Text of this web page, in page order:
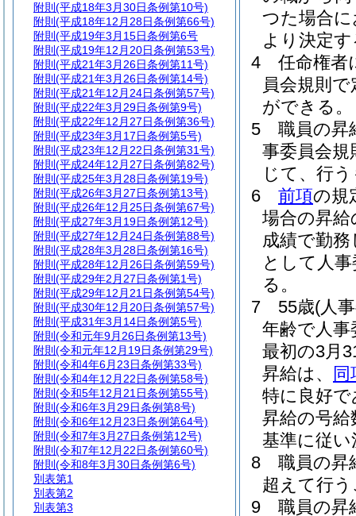
つた場合
より決定
4
任命権者
員会規則
ができる。
5
職員の昇
事委員会
じて、行
6
前項の規
場合の昇
成績で勤
として人
る。
7
55歳(人
年齢で人
最初の3月
昇給は、
同
特に良好
昇給の号
基準に従
8
職員の昇
超えて行
9
職員の昇
附則 (平成18年3月30日条例第10号)
附則 (平成18年12月28日条例第66号)
附則 (平成19年3月15日条例第6号
附則 (平成19年12月20日条例第53号)
附則 (平成21年3月26日条例第11号)
附則 (平成21年3月26日条例第14号)
附則 (平成21年12月24日条例第57号)
附則 (平成22年3月29日条例第9号)
附則 (平成22年12月27日条例第36号)
附則 (平成23年3月17日条例第5号)
附則 (平成23年12月22日条例第31号)
附則 (平成24年12月27日条例第82号)
附則 (平成25年3月28日条例第19号)
附則 (平成26年3月27日条例第13号)
附則 (平成26年12月25日条例第67号)
附則 (平成27年3月19日条例第12号)
附則 (平成27年12月24日条例第88号)
附則 (平成28年3月28日条例第16号)
附則 (平成28年12月26日条例第59号)
附則 (平成29年2月27日条例第1号)
附則 (平成29年12月21日条例第54号)
附則 (平成30年12月20日条例第57号)
附則 (平成31年3月14日条例第5号)
附則 (令和元年9月26日条例第13号)
附則 (令和元年12月19日条例第29号)
附則 (令和4年6月23日条例第33号)
附則 (令和4年12月22日条例第58号)
附則 (令和5年12月21日条例第55号)
附則 (令和6年3月29日条例第8号)
附則 (令和6年12月23日条例第64号)
附則 (令和7年3月27日条例第12号)
附則 (令和7年12月22日条例第60号)
附則 (令和8年3月30日条例第6号)
別表第1
別表第2
別表第3